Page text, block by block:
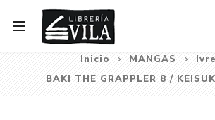
Inicio MANGAS
BAKI THE GRAPPLER 8 /